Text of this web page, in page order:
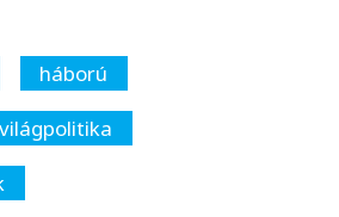
háború
világpolitika